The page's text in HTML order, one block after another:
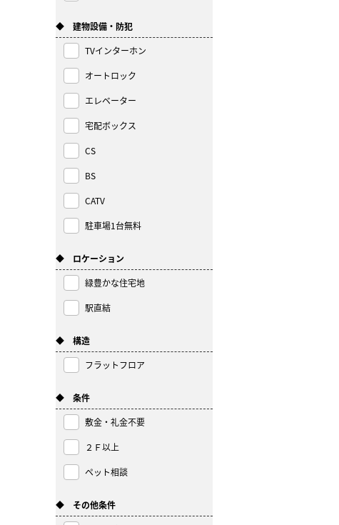
◆ 建物設備・防犯
TVインターホン
オートロック
エレベーター
宅配ボックス
CS
BS
CATV
駐車場1台無料
◆ ロケーション
緑豊かな住宅地
駅直結
◆ 構造
フラットフロア
◆ 条件
敷金・礼金不要
２Ｆ以上
ペット相談
◆ その他条件